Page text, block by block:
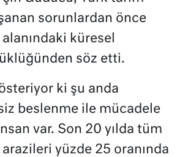
sorunlardan önce
küresel
söz etti.
ki şu anda
beslenme ile mücadele
var. Son 20 yılda tüm
yüzde 25 oranında